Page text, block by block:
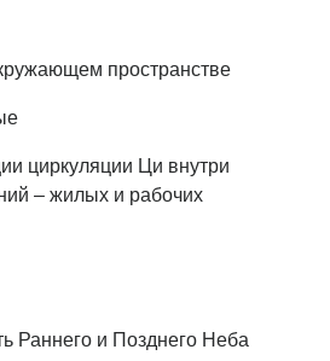
пространстве
циркуляции Ци внутри
– жилых и рабочих
Раннего и Позднего Неба